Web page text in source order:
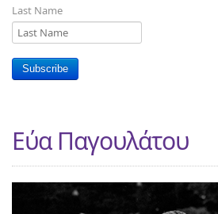
Last Name
Subscribe
Εύα Παγουλάτου